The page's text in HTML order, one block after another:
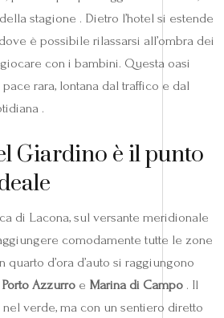
stagione . Dietro l’hotel si estende
è possibile rilassarsi all’ombra dei
con i bambini. Questa oasi
rara, lontana dal traffico e dal
.
Giardino è il punto
di Lacona, sul versante meridionale
comodamente tutte le zone
quarto d’ora d’auto si raggiungono
Porto Azzurro e Marina di Campo . Il
verde, ma con un sentiero diretto